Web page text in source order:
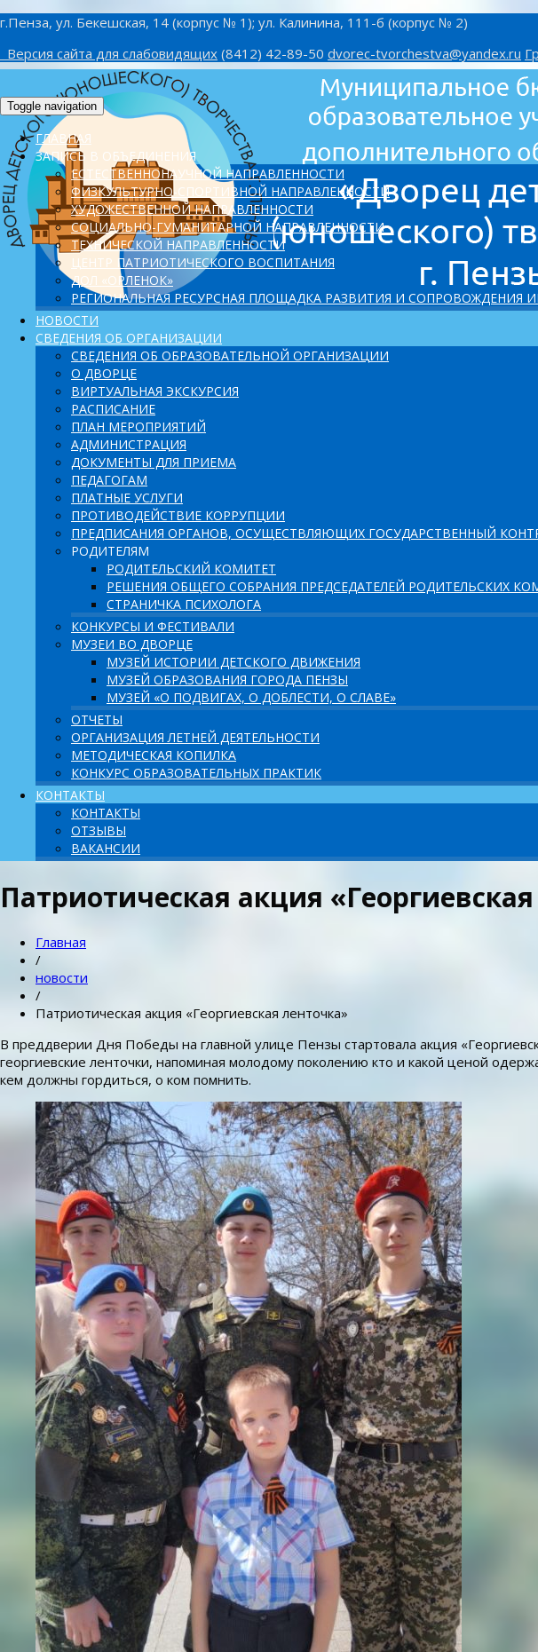
г.Пенза, ул. Бекешская, 14 (корпус № 1); ул. Калинина, 111-б (корпус № 2)
Версия сайта для слабовидящих (8412) 42-89-50 dvorec-tvorchestva@yandex.ru
Toggle navigation
ГЛАВНАЯ
ЗАПИСЬ В ОБЪЕДИНЕНИЯ
ЕСТЕСТВЕННОНАУЧНОЙ НАПРАВЛЕННОСТИ
ФИЗКУЛЬТУРНО-СПОРТИВНОЙ НАПРАВЛЕННОСТИ
ХУДОЖЕСТВЕННОЙ НАПРАВЛЕННОСТИ
СОЦИАЛЬНО-ГУМАНИТАРНОЙ НАПРАВЛЕННОСТИ
ТЕХНИЧЕСКОЙ НАПРАВЛЕННОСТИ
ЦЕНТР ПАТРИОТИЧЕСКОГО ВОСПИТАНИЯ
ДОЛ «ОРЛЕНОК»
PЕГИОНАЛЬНАЯ РЕСУРСНАЯ ПЛОЩАДКА РАЗВИТИЯ И СОПРОВОЖДЕНИЯ
НОВОСТИ
СВЕДЕНИЯ ОБ ОРГАНИЗАЦИИ
СВЕДЕНИЯ ОБ ОБРАЗОВАТЕЛЬНОЙ ОРГАНИЗАЦИИ
О ДВОРЦЕ
ВИРТУАЛЬНАЯ ЭКСКУРСИЯ
РАСПИСАНИЕ
ПЛАН МЕРОПРИЯТИЙ
АДМИНИСТРАЦИЯ
ДОКУМЕНТЫ ДЛЯ ПРИЕМА
ПЕДАГОГАМ
ПЛАТНЫЕ УСЛУГИ
ПРОТИВОДЕЙСТВИЕ КОРРУПЦИИ
ПРЕДПИСАНИЯ ОРГАНОВ, ОСУЩЕСТВЛЯЮЩИХ ГОСУДАРСТВЕННЫЙ
РОДИТЕЛЯМ
РОДИТЕЛЬСКИЙ КОМИТЕТ
РЕШЕНИЯ ОБЩЕГО СОБРАНИЯ ПРЕДСЕДАТЕЛЕЙ РОДИТЕЛЬСКИХ
СТРАНИЧКА ПСИХОЛОГА
КОНКУРСЫ И ФЕСТИВАЛИ
МУЗЕИ ВО ДВОРЦЕ
МУЗЕЙ ИСТОРИИ ДЕТСКОГО ДВИЖЕНИЯ
МУЗЕЙ ОБРАЗОВАНИЯ ГОРОДА ПЕНЗЫ
МУЗЕЙ «О ПОДВИГАХ, О ДОБЛЕСТИ, О СЛАВЕ»
ОТЧЕТЫ
ОРГАНИЗАЦИЯ ЛЕТНЕЙ ДЕЯТЕЛЬНОСТИ
МЕТОДИЧЕСКАЯ КОПИЛКА
КОНКУРС ОБРАЗОВАТЕЛЬНЫХ ПРАКТИК
КОНТАКТЫ
КОНТАКТЫ
ОТЗЫВЫ
ВАКАНСИИ
Патриотическая акция
Главная
/
новости
/
Патриотическая акция «Георгиевская ленточка»
В преддверии Дня Победы на главной улице Пензы стартовала акция
георгиевские ленточки, напоминая молодому поколению кто и какой ценой
кем должны гордиться, о ком помнить.